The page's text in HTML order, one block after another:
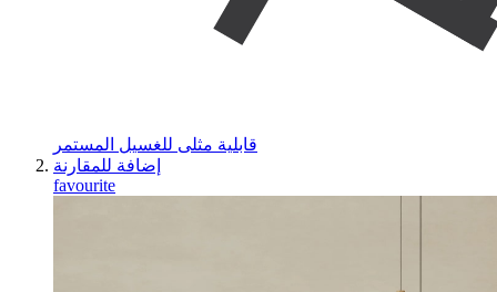
قابلية مثلى للغسيل المستمر
إضافة للمقارنة
favourite